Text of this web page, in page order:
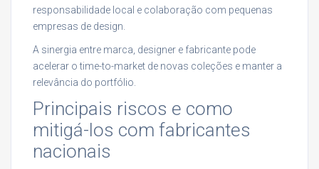
responsabilidade local e colaboração com pequenas
empresas de design.
A sinergia entre marca, designer e fabricante pode
acelerar o time-to-market de novas coleções e manter a
relevância do portfólio.
Principais riscos e como
mitigá-los com fabricantes
nacionais